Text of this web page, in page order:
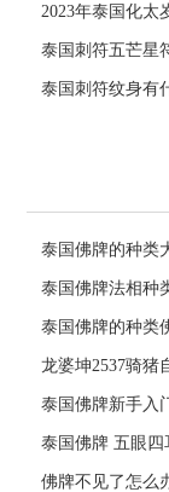
2023年泰国化太
泰国刺符五芒星
泰国刺符纹身有
泰国佛牌的种类
泰国佛牌法相种
泰国佛牌的种类
龙婆坤2537骑猪
泰国佛牌新手入
泰国佛牌 五眼
佛牌不见了怎么